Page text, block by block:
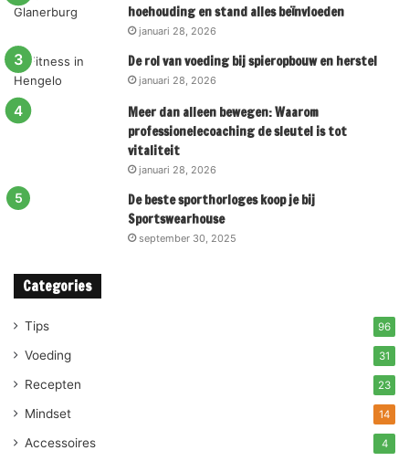
hoehouding en stand alles beïnvloeden
januari 28, 2026
De rol van voeding bij spieropbouw en herstel
januari 28, 2026
Meer dan alleen bewegen: Waarom
professionelecoaching de sleutel is tot
vitaliteit
januari 28, 2026
De beste sporthorloges koop je bij
Sportswearhouse
september 30, 2025
Categories
Tips 96
Voeding 31
Recepten 23
Mindset 14
Accessoires 4